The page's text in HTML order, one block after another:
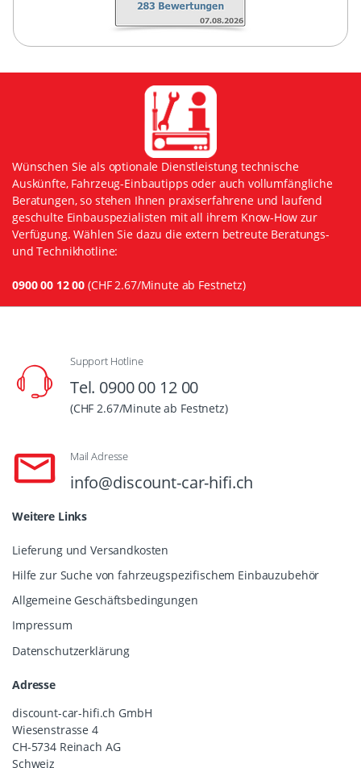
Wünschen Sie als optionale Dienstleistung technische
Auskünfte, Fahrzeug-Einbautipps oder auch vollumfängliche
Beratungen, so stehen Ihnen praxiserfahrene und laufend
geschulte Einbauspezialisten mit all ihrem Know-How zur
Verfügung. Wählen Sie dazu die extern betreute Beratungs-
und Technikhotline:
0900 00 12 00 (CHF 2.67/Minute ab Festnetz)
Support Hotline
Tel. 0900 00 12 00
(CHF 2.67/Minute ab Festnetz)
Mail Adresse
info@discount-car-hifi.ch
Weitere Links
Lieferung und Versandkosten
Hilfe zur Suche von fahrzeugspezifischem Einbauzubehör
Allgemeine Geschäftsbedingungen
Impressum
Datenschutzerklärung
Adresse
discount-car-hifi.ch GmbH
Wiesenstrasse 4
CH-5734 Reinach AG
Schweiz